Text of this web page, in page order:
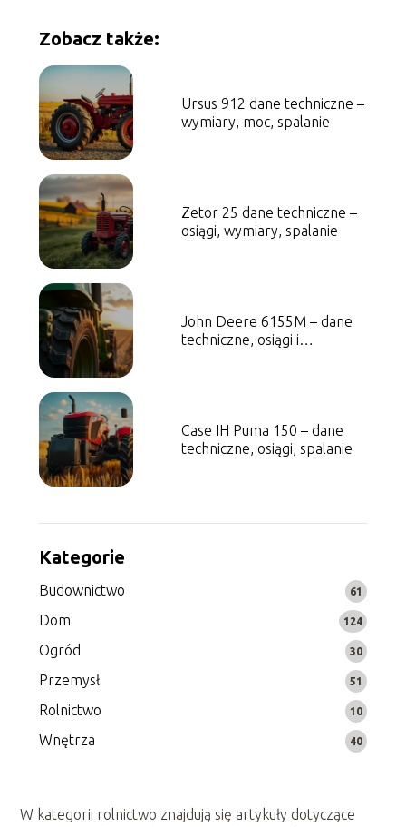
Zobacz także:
Ursus 912 dane techniczne –
wymiary, moc, spalanie
Zetor 25 dane techniczne –
osiągi, wymiary, spalanie
John Deere 6155M – dane
techniczne, osiągi i
Case IH Puma 150 – dane
techniczne, osiągi, spalanie
Kategorie
Budownictwo 61
Dom 124
Ogród 30
Przemysł 51
Rolnictwo 10
Wnętrza 40
W kategorii rolnictwo znajdują się artykuły dotyczące